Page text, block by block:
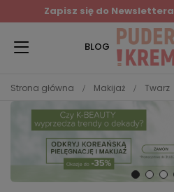
Zapisz się do Newslettera
BLOG
Strona główna Makijaż Twarz